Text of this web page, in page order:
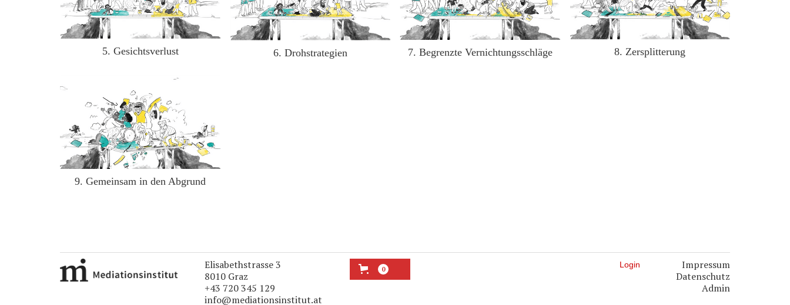
5. Gesichtsverlust 6. Drohstrategien 7. Begrenzte Vernichtungsschläge 8. Zersplitterung
9. Gemeinsam in den Abgrund
Elisabethstrasse 3
8010 Graz
+43 720 345 129
info@mediationsinstitut.at
0 Login
Impressum
Datenschutz
Admin